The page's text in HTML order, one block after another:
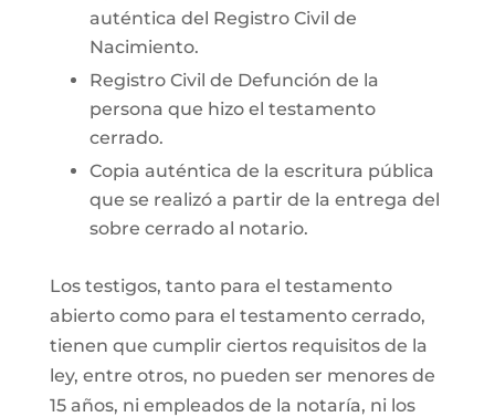
auténtica del Registro Civil de
Nacimiento.
Registro Civil de Defunción de la
persona que hizo el testamento
cerrado.
Copia auténtica de la escritura pública
que se realizó a partir de la entrega del
sobre cerrado al notario.
Los testigos, tanto para el testamento
abierto como para el testamento cerrado,
tienen que cumplir ciertos requisitos de la
ley, entre otros, no pueden ser menores de
15 años, ni empleados de la notaría, ni los